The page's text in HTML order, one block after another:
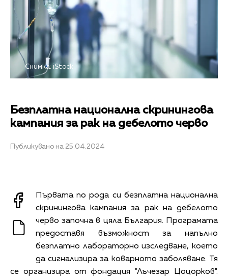
Снимка: iStock
Безплатна национална скринингова
кампания за рак на дебелото черво
Публикувано на 25.04.2024
Първата по рода си безплатна национална
скринингова кампания за рак на дебелото
черво започна в цяла България. Програмата
предоставя възможност за напълно
безплатно лабораторно изследване, което
да сигнализира за коварното заболяване. Тя
се организира от фондация "Лъчезар Цоцорков".